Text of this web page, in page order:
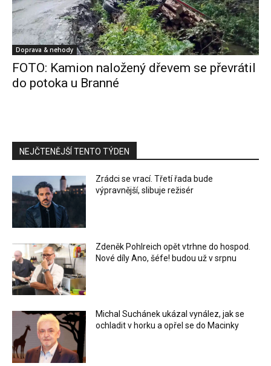
Doprava & nehody
FOTO: Kamion naložený dřevem se převrátil
do potoka u Branné
NEJČTENĚJŠÍ TENTO TÝDEN
Zrádci se vrací. Třetí řada bude
výpravnější, slibuje režisér
Zdeněk Pohlreich opět vtrhne do hospod.
Nové díly Ano, šéfe! budou už v srpnu
Michal Suchánek ukázal vynález, jak se
ochladit v horku a opřel se do Macinky